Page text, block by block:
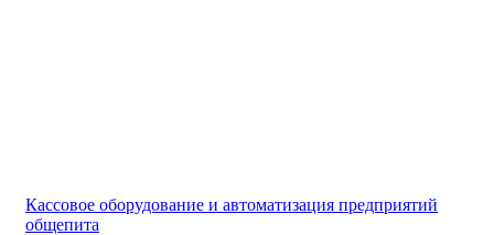
Кассовое оборудование и автоматизация предприятий
общепита